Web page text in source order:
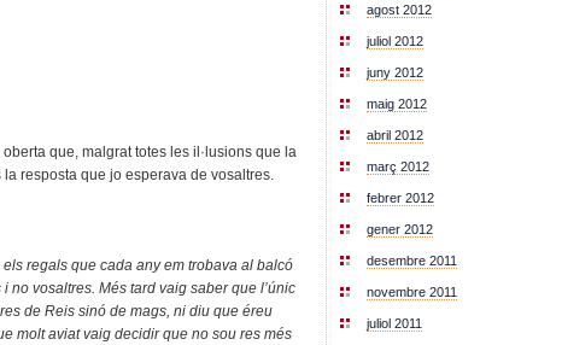
que, malgrat totes les il·lusions que la
resposta que jo esperava de vosaltres.
regals que cada any em trobava al balcó
no vosaltres. Més tard vaig saber que l’únic
de Reis sinó de mags, ni diu que éreu
molt aviat vaig decidir que no sou res més
agost 2012
juliol 2012
juny 2012
maig 2012
abril 2012
març 2012
febrer 2012
gener 2012
desembre 2011
novembre 2011
juliol 2011